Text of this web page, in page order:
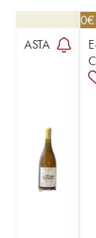
ASTA
48,60€